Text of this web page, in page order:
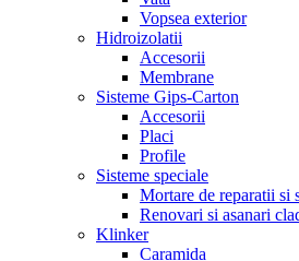
Vopsea exterior
Hidroizolatii
Accesorii
Membrane
Sisteme Gips-Carton
Accesorii
Placi
Profile
Sisteme speciale
Mortare de reparatii si
Renovari si asanari
Klinker
Caramida